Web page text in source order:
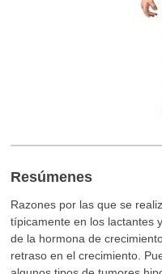
Resúmenes
Razones por las que se
típicamente en los lactantes
de la hormona de
retraso en el crecimiento.